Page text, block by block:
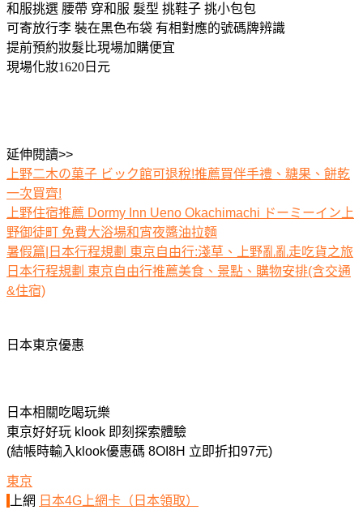
和服挑選 腰帶 穿和服 髮型 挑鞋子 挑小包包
可寄放行李 裝在黑色布袋 有相對應的號碼牌辨識
提前預約妝髮比現場加購便宜
現場化妝1620日元
延伸閱讀>>
上野二木の菓子 ビック館可退稅!推薦買伴手禮、糖果、餅乾
一次買齊!
上野住宿推薦 Dormy Inn Ueno Okachimachi ドーミーイン上
野御徒町 免費大浴場和宵夜醬油拉麵
暑假篇|日本行程規劃 東京自由行:淺草、上野亂亂走吃貨之旅
日本行程規劃 東京自由行推薦美食、景點、購物安排(含交通
&住宿)
日本東京優惠
日本相關吃喝玩樂
東京好好玩 klook 即刻探索體驗
(結帳時輸入klook優惠碼 8OI8H 立即折扣97元)
東京
上網 日本4G上網卡（日本領取）